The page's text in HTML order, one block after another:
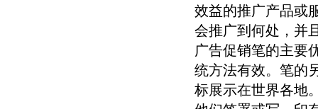
效益的推广产品或
会推广到何处，并
广告促销笔的主要
统方法有效。笔的
标展示在世界各地